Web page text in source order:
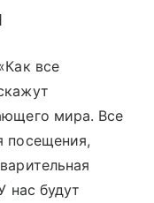
все
мира. Все
посещения,
нас будут